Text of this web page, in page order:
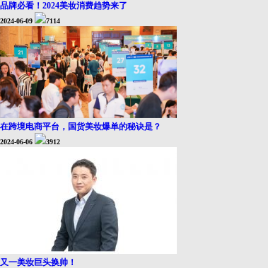
品牌必看！2024美妆消费趋势来了
2024-06-09 7114
在跨境电商平台，国货美妆爆单的秘诀是？
2024-06-06 3912
又一美妆巨头换帅！